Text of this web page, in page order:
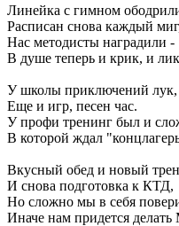
Линейка с гимном
Расписан снова каждый
Нас методисты наградили -
В душе теперь и крик, и
У школы приключений лук,
Еще и игр, песен час.
У профи тренинг был и
В которой ждал
Вкусный обед и новый
И снова подготовка к КТД,
Но сложно мы в себя
Иначе нам придется